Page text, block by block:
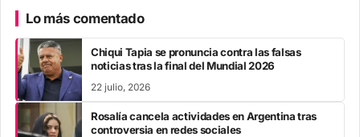
Lo más comentado
Chiqui Tapia se pronuncia contra las falsas
noticias tras la final del Mundial 2026
22 julio, 2026
Rosalía cancela actividades en Argentina tras
controversia en redes sociales